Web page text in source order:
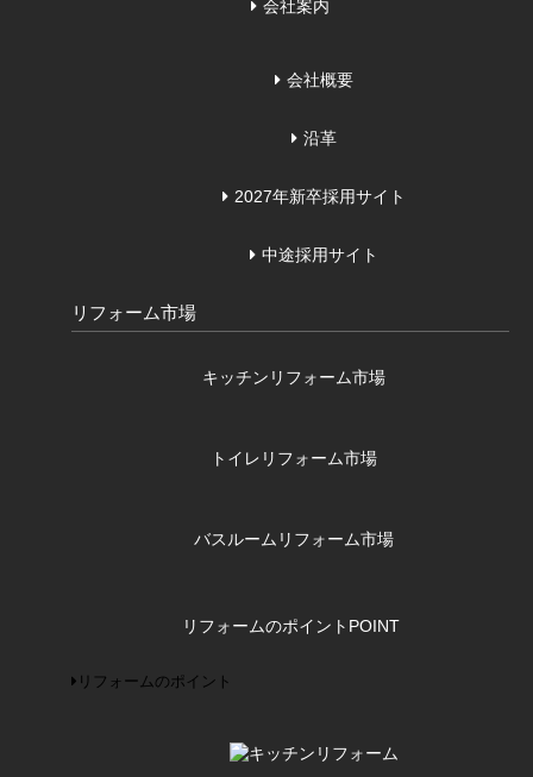
会社案内
会社概要
沿革
2027年新卒採用サイト
中途採用サイト
リフォーム市場
キッチンリフォーム市場
トイレリフォーム市場
バスルームリフォーム市場
リフォームのポイント POINT
リフォームのポイント